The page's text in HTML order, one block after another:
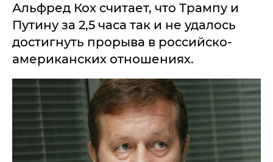
Альфред Кох считает, что Трампу и
Путину за 2,5 часа так и не удалось
достигнуть прорыва в российско-
американских отношениях.